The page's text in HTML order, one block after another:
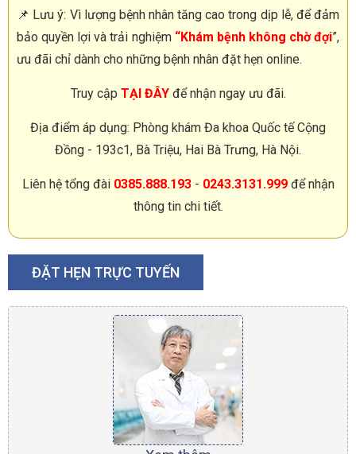
📌 Lưu ý: Vì lượng bệnh nhân tăng cao trong dịp lễ, để đảm
bảo quyền lợi và trải nghiệm “Khám bệnh không chờ đợi”,
ưu đãi chỉ dành cho những bệnh nhân đặt hẹn online.
Truy cập TẠI ĐÂYđể nhận ngay ưu đãi.
Địa điểm áp dụng: Phòng khám Đa khoa Quốc tế Cộng
Đồng - 193c1, Bà Triệu, Hai Bà Trưng, Hà Nội.
Liên hệ tổng đài 0385.888.193- 0243.3131.999để nhận
thông tin chi tiết.
ĐẶT HẸN TRỰC TUYẾN